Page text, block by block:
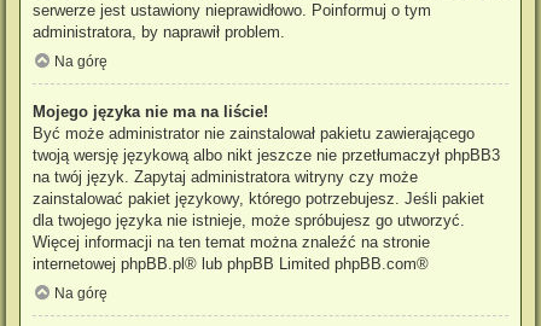
serwerze jest ustawiony nieprawidłowo. Poinformuj o tym
administratora, by naprawił problem.
Na górę
Mojego języka nie ma na liście!
Być może administrator nie zainstalował pakietu zawierającego
twoją wersję językową albo nikt jeszcze nie przetłumaczył phpBB3
na twój język. Zapytaj administratora witryny czy może
zainstalować pakiet językowy, którego potrzebujesz. Jeśli pakiet
dla twojego języka nie istnieje, może spróbujesz go utworzyć.
Więcej informacji na ten temat można znaleźć na stronie
internetowej phpBB.pl ® lub phpBB Limited phpBB.com®
Na górę